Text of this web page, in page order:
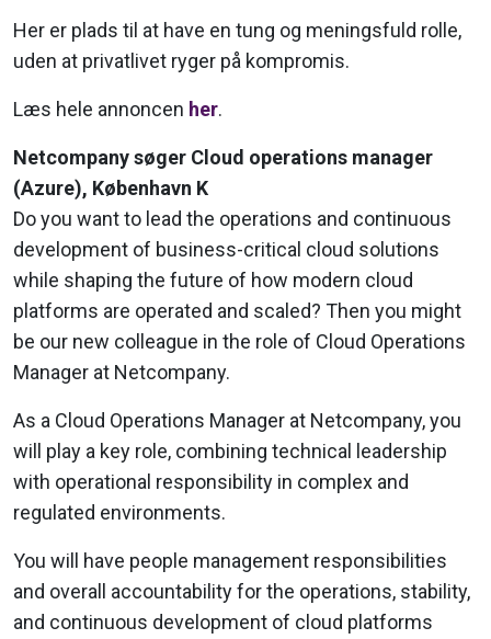
Her er plads til at have en tung og meningsfuld rolle,
uden at privatlivet ryger på kompromis.
Læs hele annoncen her.
Netcompany søger Cloud oper­a­tions manager
(Azure), København K
Do you want to lead the operations and continuous
development of business-critical cloud solutions
while shaping the future of how modern cloud
platforms are operated and scaled? Then you might
be our new colleague in the role of Cloud Operations
Manager at Netcompany.
As a Cloud Operations Manager at Netcompany, you
will play a key role, combining technical leadership
with operational responsibility in complex and
regulated environments.
You will have people management responsibilities
and overall accountability for the operations, stability,
and continuous development of cloud platforms